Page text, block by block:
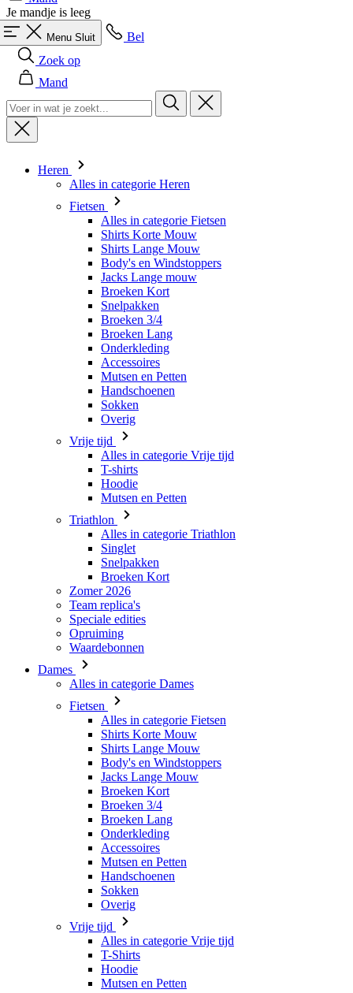
Mand
Heren
Alles in categorie Heren
Shirts Lange Mouw
Body's en Windstoppers
Jacks Lange mouw
Broeken Kort
Snelpakken
Broeken 3/4
Broeken Lang
Onderkleding
Accessoires
Mutsen en Petten
Handschoenen
Sokken
Overig
Vrije tijd
Alles in categorie Vrije tijd
T-shirts
Hoodie
Mutsen en Petten
Triathlon
Alles in categorie Triathlon
Singlet
Snelpakken
Broeken Kort
Zomer 2026
Team replica's
Speciale edities
Opruiming
Waardebonnen
Dames
Alles in categorie Dames
Fietsen
Alles in categorie Fietsen
Shirts Lange Mouw
Body's en Windstoppers
Jacks Lange Mouw
Broeken Kort
Broeken 3/4
Broeken Lang
Onderkleding
Accessoires
Mutsen en Petten
Handschoenen
Sokken
Overig
Vrije tijd
Alles in categorie Vrije tijd
T-Shirts
Hoodie
Mutsen en Petten
Triathlon
Alles in categorie Triathlon
Singlet
Snelpakken